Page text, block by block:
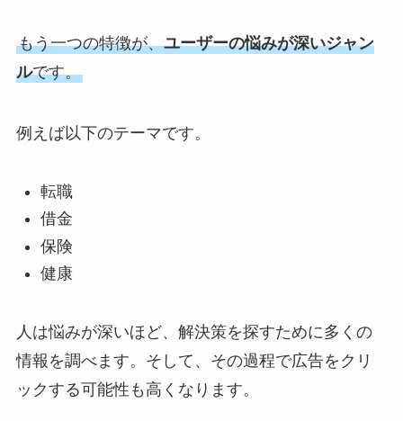
もう一つの特徴が、ユーザーの悩みが深いジャン
ルです。
例えば以下のテーマです。
転職
借金
保険
健康
人は悩みが深いほど、解決策を探すために多くの
情報を調べます。そして、その過程で広告をクリ
ックする可能性も高くなります。